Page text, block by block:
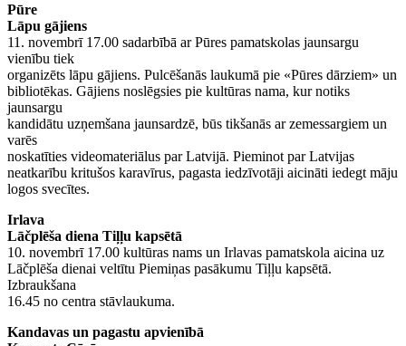
Pūre
Lāpu gājiens
11. novembrī 17.00 sadarbībā ar Pūres pamatskolas jaunsargu
vienību tiek
organizēts lāpu gājiens. Pulcēšanās laukumā pie «Pūres dārziem» un
bibliotēkas. Gājiens noslēgsies pie kultūras nama, kur notiks
jaunsargu
kandidātu uzņemšana jaunsardzē, būs tikšanās ar zemessargiem un
varēs
noskatīties videomateriālus par Latvijā. Pieminot par Latvijas
neatkarību kritušos karavīrus, pagasta iedzīvotāji aicināti iedegt māju
logos svecītes.
Irlava
Lāčplēša diena Tiļļu kapsētā
10. novembrī 17.00 kultūras nams un Irlavas pamatskola aicina uz
Lāčplēša dienai veltītu Piemiņas pasākumu Tiļļu kapsētā.
Izbraukšana
16.45 no centra stāvlaukuma.
Kandavas un pagastu apvienībā